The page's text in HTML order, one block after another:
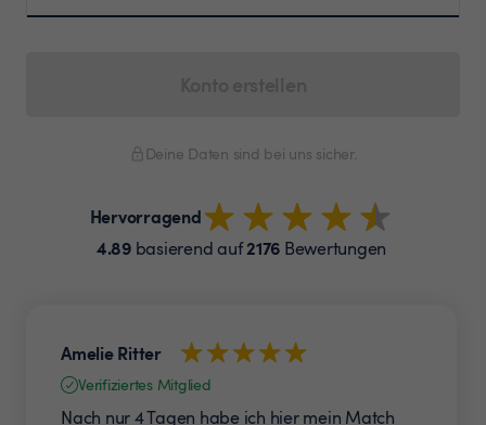
Deine Daten sind bei uns sicher.
Hervorragend
4.89basierend auf2176 Bewertungen
Amelie Ritter
Verifiziertes Mitglied
Nach nur 4 Tagen habe ich hier mein Match